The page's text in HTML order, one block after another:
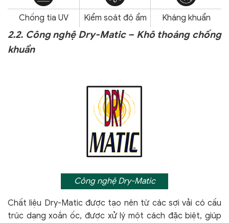
Chống tia UV Kiểm soát độ ẩm Kháng khuẩn
2.2. Công nghệ Dry-Matic – Khô thoáng chống
khuẩn
Công nghệ Dry-Matic
Chất liệu Dry-Matic được tạo nên từ các sợi vải có cấu
trúc dạng xoắn ốc, được xử lý một cách đặc biệt, giúp